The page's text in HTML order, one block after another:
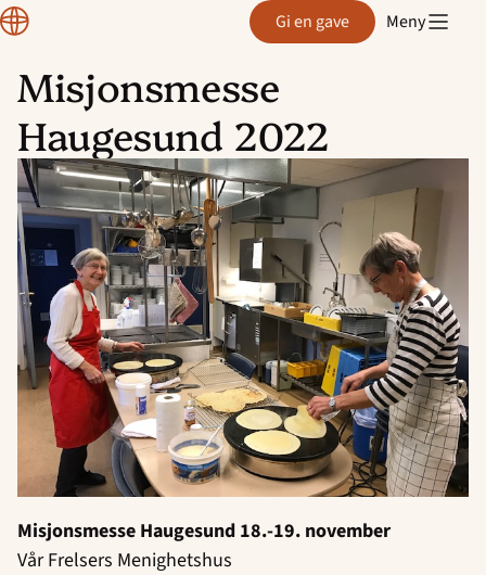
Hopp
til
innhold
Region
Rogaland Gi en gave Meny
Misjonsmesse
Haugesund 2022
Misjonsmesse Haugesund 18.-19. november
Vår Frelsers Menighetshus